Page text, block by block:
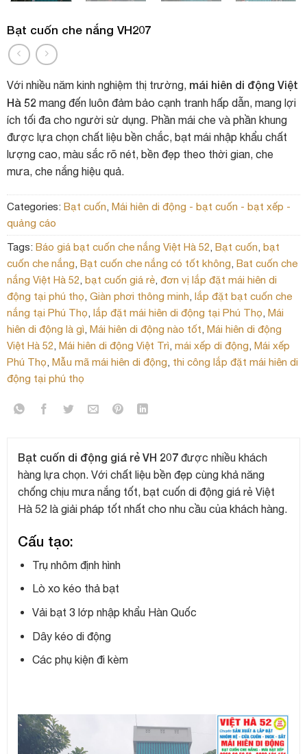
Bạt cuốn che nắng VH207
Với nhiều năm kinh nghiệm thị trường, mái hiên di động Việt
Hà 52 mang đến luôn đảm bảo cạnh tranh hấp dẫn, mang lợi
ích tối đa cho người sử dụng. Phần mái che và phần khung
được lựa chọn chất liệu bền chắc, bạt mái nhập khẩu chất
lượng cao, màu sắc rõ nét, bền đẹp theo thời gian, che
mưa, che nắng hiệu quả.
Categories: Bạt cuốn, Mái hiên di động - bạt cuốn - bạt xếp -
quảng cáo
Tags: Báo giá bạt cuốn che nắng Việt Hà 52, Bạt cuốn, bạt
cuốn che nắng, Bạt cuốn che nắng có tốt không, Bat cuốn che
nắng Việt Hà 52, bạt cuốn giá rẻ, đơn vị lắp đặt mái hiên di
động tại phú thọ, Giàn phơi thông minh, lắp đặt bạt cuốn che
nắng tại Phú Thọ, lắp đặt mái hiên di động tại Phú Thọ, Mái
hiên di động là gì, Mái hiên di động nào tốt, Mái hiên di động
Việt Hà 52, Mái hiên di động Việt Trì, mái xếp di động, Mái xếp
Phú Thọ, Mẫu mã mái hiên di động, thi công lắp đặt mái hiên di
động tại phú thọ
Bạt cuốn di động giá rẻ VH 207 được nhiều khách
hàng lựa chọn. Với chất liệu bền đẹp cùng khả năng
chống chịu mưa nắng tốt, bạt cuốn di động giá rẻ Việt
Hà 52 là giải pháp tốt nhất cho nhu cầu của khách hàng.
Cấu tạo:
Trụ nhôm định hình
Lò xo kéo thả bạt
Vải bạt 3 lớp nhập khẩu Hàn Quốc
Dây kéo di động
Các phụ kiện đi kèm